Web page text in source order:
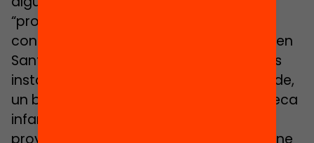
“problema”. Un buen ejemplo de esta
contradicción es la Escuela La Guàrdia, en
Sant Vicenç dels Horts: cuenta con unas
instalaciones renovadas, un patio grande,
un bosque dentro de la escuela, biblioteca
infantil, luz natural en las aulas y un